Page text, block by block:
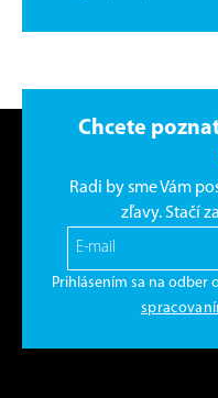
Chcete
Radi by sme Vám
zľavy. Stačí
Prihlásením sa na odber